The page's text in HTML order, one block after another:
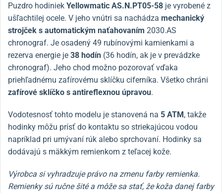
Puzdro hodiniek Yellowmatic AS.N.PT05-58 je vyrobené z
ušľachtilej ocele. V jeho vnútri sa nachádza mechanický
strojček s automatickým naťahovaním 2030.AS
chronograf. Je osadený 49 rubínovými kamienkami a
rezerva energie je 38 hodín (36 hodín, ak je v prevádzke
chronograf). Jeho chod možno pozorovať vďaka
priehľadnému zafírovému sklíčku ciferníka. Všetko chráni
zafírové sklíčko s antireflexnou úpravou.
Vodotesnosť tohto modelu je stanovená na 5 ATM, takže
hodinky môžu prísť do kontaktu so striekajúcou vodou
napríklad pri umývaní rúk alebo sprchovaní. Hodinky sa
dodávajú s mäkkým remienkom z teľacej kože.
Výrobca si vyhradzuje právo na zmenu farby remienka.
Remienky sú ručne šité a môže sa stať, že koža danej farby